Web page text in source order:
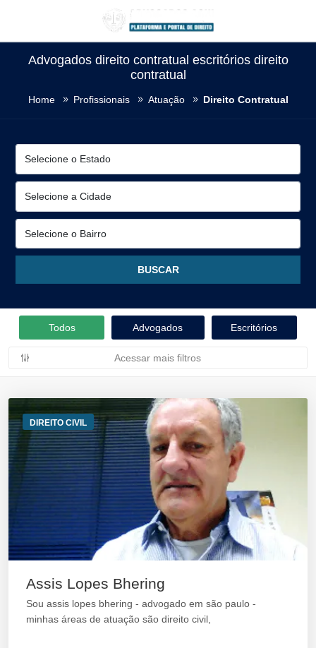
Advogados direito contratual escritórios direito
contratual
Home Profissionais Atuação Direito Contratual
Todos Advogados Escritórios
Acessar mais filtros
DIREITO CIVIL
Assis Lopes Bhering
Sou assis lopes bhering - advogado em são paulo -
minhas áreas de atuação são direito civil,